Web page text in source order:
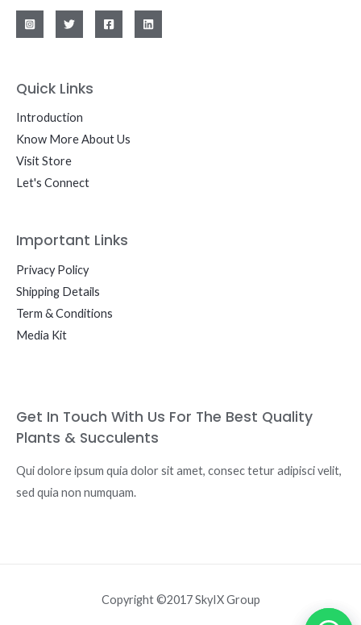
Quick Links
Introduction
Know More About Us
Visit Store
Let's Connect
Important Links
Privacy Policy
Shipping Details
Term & Conditions
Media Kit
Get In Touch With Us For The Best Quality
Plants & Succulents
Qui dolore ipsum quia dolor sit amet, consec tetur adipisci velit,
sed quia non numquam.
Copyright ©2017 SkyIX Group